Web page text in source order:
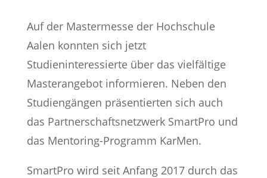
Auf der Mastermesse der Hochschule
Aalen konnten sich jetzt
Studieninteressierte über das vielfältige
Masterangebot informieren. Neben den
Studiengängen präsentierten sich auch
das Partnerschaftsnetzwerk SmartPro und
das Mentoring-Programm KarMen.
SmartPro wird seit Anfang 2017 durch das